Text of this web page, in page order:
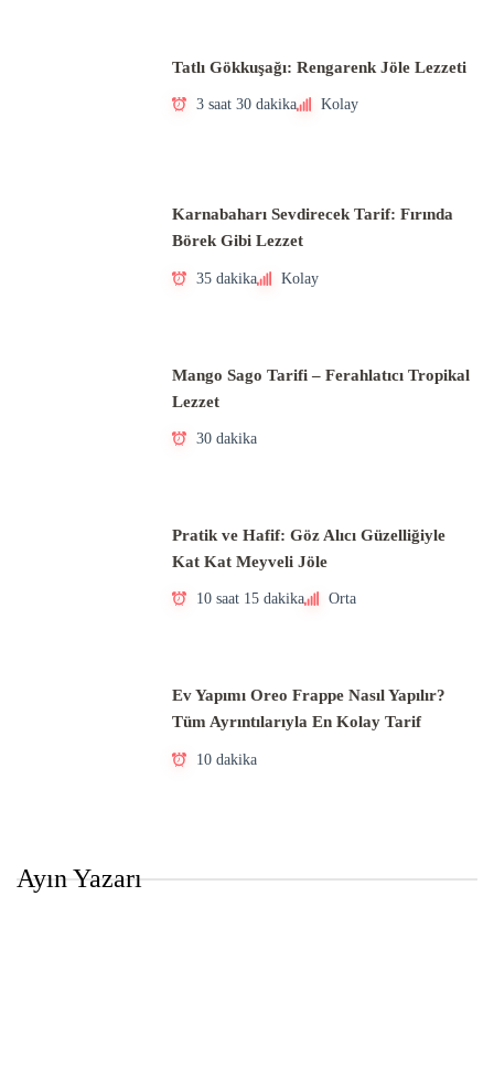
Tatlı Gökkuşağı: Rengarenk Jöle Lezzeti
3 saat 30 dakika Kolay
Karnabaharı Sevdirecek Tarif: Fırında
Börek Gibi Lezzet
35 dakika Kolay
Mango Sago Tarifi – Ferahlatıcı Tropikal
Lezzet
30 dakika
Pratik ve Hafif: Göz Alıcı Güzelliğiyle
Kat Kat Meyveli Jöle
10 saat 15 dakika Orta
Ev Yapımı Oreo Frappe Nasıl Yapılır?
Tüm Ayrıntılarıyla En Kolay Tarif
10 dakika
Ayın Yazarı